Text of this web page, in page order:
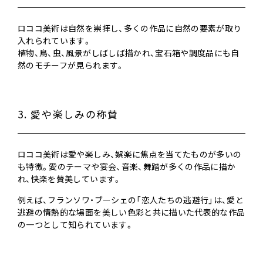
ロココ美術は自然を崇拝し、多くの作品に自然の要素が取り
入れられています。
植物、鳥、虫、風景がしばしば描かれ、宝石箱や調度品にも自
然のモチーフが見られます。
3. 愛や楽しみの称賛
ロココ美術は愛や楽しみ、娯楽に焦点を当てたものが多いの
も特徴。愛のテーマや宴会、音楽、舞踏が多くの作品に描か
れ、快楽を賛美しています。
例えば、フランソワ・ブーシェの「恋人たちの逃避行」は、愛と
逃避の情熱的な場面を美しい色彩と共に描いた代表的な作品
の一つとして知られています。